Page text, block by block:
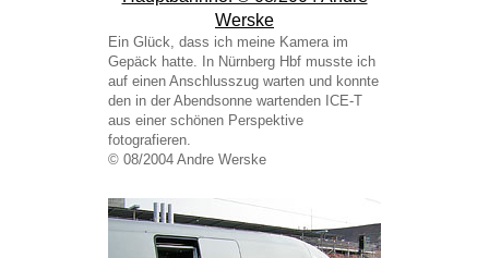
Ein Glück, dass ich meine Kamera im
Gepäck hatte. In Nürnberg Hbf musste ich
auf einen Anschlusszug warten und konnte
den in der Abendsonne wartenden ICE-T
aus einer schönen Perspektive
fotografieren.
© 08/2004 Andre Werske